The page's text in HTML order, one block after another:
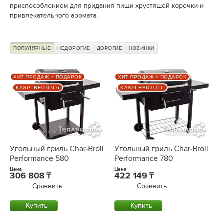
приспособлением для придания пищи хрустящей корочки и
привлекательного аромата.
ПОПУЛЯРНЫЕ НЕДОРОГИЕ ДОРОГИЕ НОВИНКИ
Угольный гриль Char-Broil
Performance 580
Цена
306 808
Сравнить
Купить
ХИТ ПРОДАЖ + ПОДАРОК
KASPI RED 0-0-6
Угольный гриль Char-Broil
Performance 780
Цена
422 149
Сравнить
Купить
ХИТ ПРОДАЖ + ПОДАРОК
KASPI RED 0-0-6